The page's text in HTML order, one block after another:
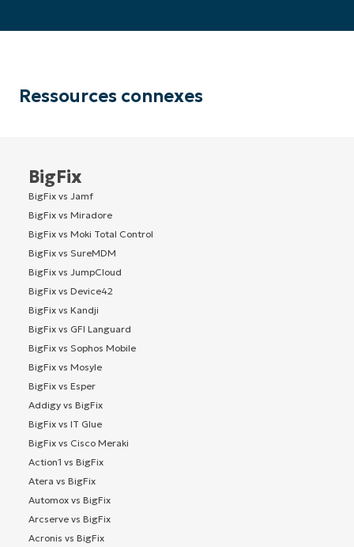
Ressources connexes
BigFix
BigFix vs Jamf
BigFix vs Miradore
BigFix vs Moki Total Control
BigFix vs SureMDM
BigFix vs JumpCloud
BigFix vs Device42
BigFix vs Kandji
BigFix vs GFI Languard
BigFix vs Sophos Mobile
BigFix vs Mosyle
BigFix vs Esper
Addigy vs BigFix
BigFix vs IT Glue
BigFix vs Cisco Meraki
Action1 vs BigFix
Atera vs BigFix
Automox vs BigFix
Arcserve vs BigFix
Acronis vs BigFix